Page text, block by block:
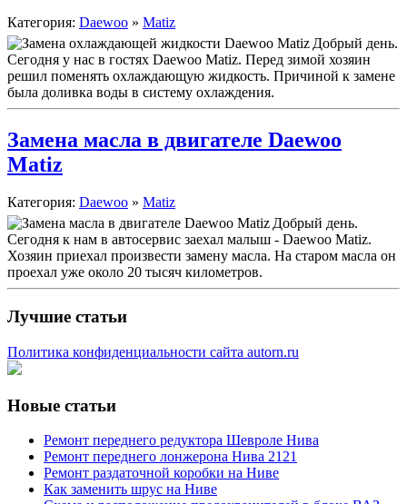
Категория: Daewoo » Matiz
Добрый день.
Сегодня у нас в гостях Daewoo Matiz. Перед зимой хозяин
решил поменять охлаждающую жидкость. Причиной к замене
была доливка воды в систему охлаждения.
Замена масла в двигателе Daewoo
Matiz
Категория: Daewoo » Matiz
Добрый день.
Сегодня к нам в автосервис заехал малыш - Daewoo Matiz.
Хозяин приехал произвести замену масла. На старом масла он
проехал уже около 20 тысяч километров.
Лучшие статьи
Политика конфиденциальности сайта autorn.ru
Новые статьи
Ремонт переднего редуктора Шевроле Нива
Ремонт переднего лонжерона Нива 2121
Ремонт раздаточной коробки на Ниве
Как заменить шрус на Ниве